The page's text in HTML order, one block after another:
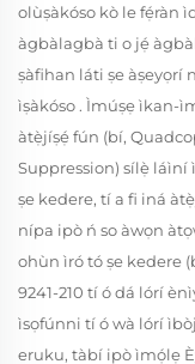
olùṣàkóso kò le fẹ́ràn
àgbàlagbà ti o jẹ́
ṣàfihan láti ṣe àṣeyọrí
ìṣàkóso . Ìmúṣẹ ìkan-
àtẹ̀jíṣẹ́ fún (bí,
Suppression) sílẹ̀
ṣe kedere, tí a fi iná
nípa ipò ń so àwọn
ohùn ìró tó ṣe kedere
9241-210 tí ó dá lórí
ìsọfúnni tí ó wà lórí
eruku, tàbí ipò ìmọ́lẹ